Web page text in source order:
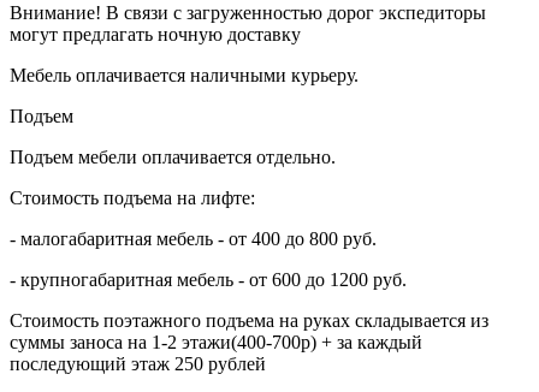
Внимание! В связи с загруженностью дорог экспедиторы
могут предлагать ночную доставку
Мебель оплачивается наличными курьеру.
Подъем
Подъем мебели оплачивается отдельно.
Стоимость подъема на лифте:
- малогабаритная мебель - от 400 до 800 руб.
- крупногабаритная мебель - от 600 до 1200 руб.
Стоимость поэтажного подъема на руках складывается из
суммы заноса на 1-2 этажи(400-700р) + за каждый
последующий этаж 250 рублей